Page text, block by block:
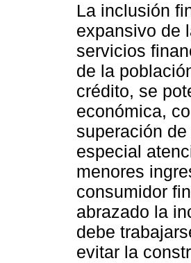
La inclusión
expansivo de
servicios
de la
crédito, se
económica,
superación
especial
menores
consumidor
abrazado la
debe
evitar la